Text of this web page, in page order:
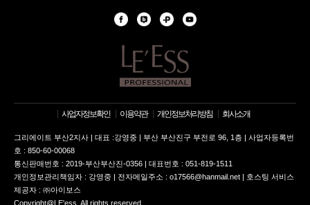
사업자정보확인 이용약관 개인정보처리방침 회사소개
그리에이트 부산2지사 | 대표 :강영중 | 부산 부산진구 부전로 96, 1층 | 사업자등록번
호 : 850-60-00068
통신판매번호 : 2019-부산부산진-0356 | 대표번호 : 051-819-1511
개인정보관리책임자 : 강영중 | 전자메일주소 : o17566@hanmail.net | 호스팅 서비스
제공자 : ㈜아이보스
Copyright@LE'ess, All rights reserved